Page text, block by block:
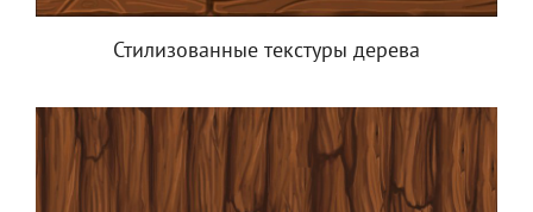
Стилизованные текстуры дерева